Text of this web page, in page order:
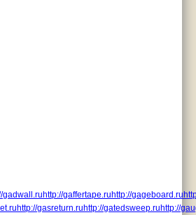
gadwall.ruhttp://gaffertape.ruhttp://gageboard.ru
http://gasreturn.ruhttp://gatedsweep.ruhttp://